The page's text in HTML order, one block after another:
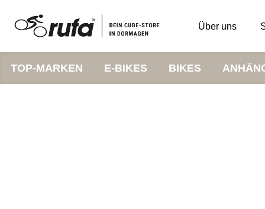
Über uns
TOP-MARKEN E-BIKES BIKES